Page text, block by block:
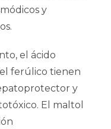
y
el ácido
ferúlico tienen
y
El maltol